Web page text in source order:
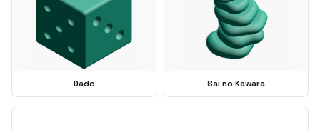
Dado Sai no Kawara